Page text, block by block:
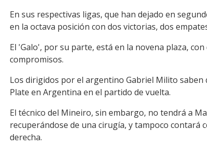
CopyEn sus respectivas ligas, que han dejado en
en la octava posición con dos victorias, dos
El 'Galo', por su parte, está en la novena plaza,
compromisos.
Los dirigidos por el argentino Gabriel Milito
Plate en Argentina en el partido de vuelta.
El técnico del Mineiro, sin embargo, no tendrá a
recuperándose de una cirugía, y tampoco contará
derecha.